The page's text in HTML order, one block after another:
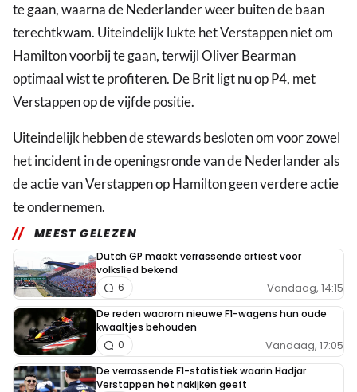
te gaan, waarna de Nederlander weer buiten de baan
terechtkwam. Uiteindelijk lukte het Verstappen niet om
Hamilton voorbij te gaan, terwijl Oliver Bearman
optimaal wist te profiteren. De Brit ligt nu op P4, met
Verstappen op de vijfde positie.
Uiteindelijk hebben de stewards besloten om voor zowel
het incident in de openingsronde van de Nederlander als
de actie van Verstappen op Hamilton geen verdere actie
te ondernemen.
MEEST GELEZEN
Dutch GP maakt verrassende artiest voor
volkslied bekend
Vandaag, 14:15
6
De reden waarom nieuwe F1-wagens hun oude
kwaaltjes behouden
Vandaag, 17:05
0
De verrassende F1-statistiek waarin Hadjar
Verstappen het nakijken geeft